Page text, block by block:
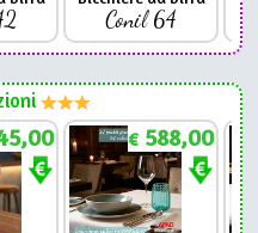
Conil 64
€ 588,00